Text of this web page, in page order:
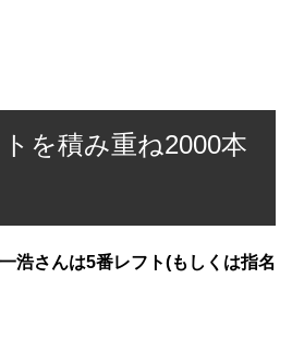
を積み重ね2000本
浩さんは5番レフト(もしくは指名